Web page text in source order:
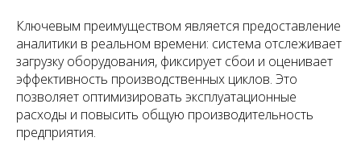
Ключевым преимуществом является предоставление
аналитики в реальном времени: система отслеживает
загрузку оборудования, фиксирует сбои и оценивает
эффективность производственных циклов. Это
позволяет оптимизировать эксплуатационные
расходы и повысить общую производительность
предприятия.